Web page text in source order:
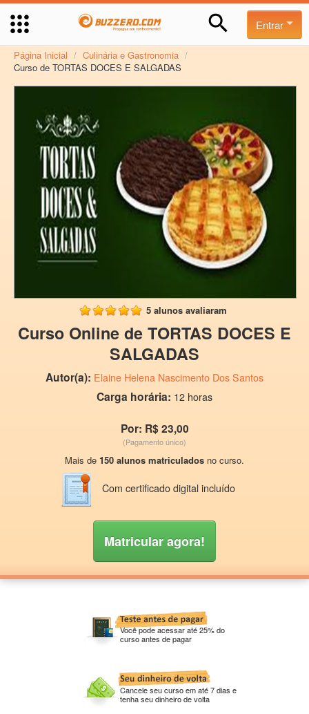
Entrar
Página Inicial / Culinária e Gastronomia /
Curso de TORTAS DOCES E SALGADAS
5 alunos avaliaram
Curso Online de TORTAS DOCES E
SALGADAS
Autor(a): Elaine Helena Nascimento Dos Santos
Carga horária: 12 horas
Por: R$ 23,00
(Pagamento único)
Mais de 150 alunos matriculados no curso.
Com certificado digital incluído
Matricular agora!
Você pode acessar até 25% do
curso antes de pagar
Cancele seu curso em até 7 dias e
tenha seu dinheiro de volta